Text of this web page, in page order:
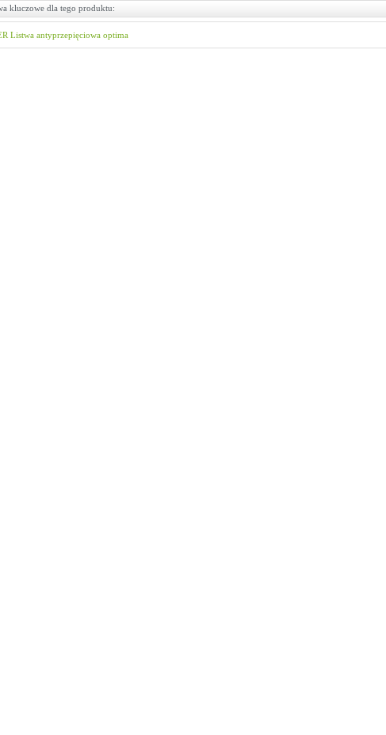
kluczowe dla tego produktu:
Listwa antyprzepięciowa optima